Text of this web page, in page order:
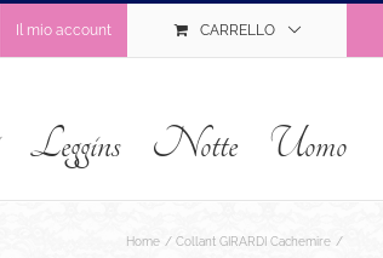
Il mio account CARRELLO
Leggins Notte Uomo
Home Collant GIRARDI Cachemire